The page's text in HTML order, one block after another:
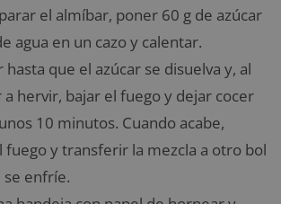
el almíbar, poner 60 g de azúcar
agua en un cazo y calentar.
hasta que el azúcar se disuelva y, al
a hervir, bajar el fuego y dejar cocer
10 minutos. Cuando acabe,
fuego y transferir la mezcla a otro bol
se enfríe.